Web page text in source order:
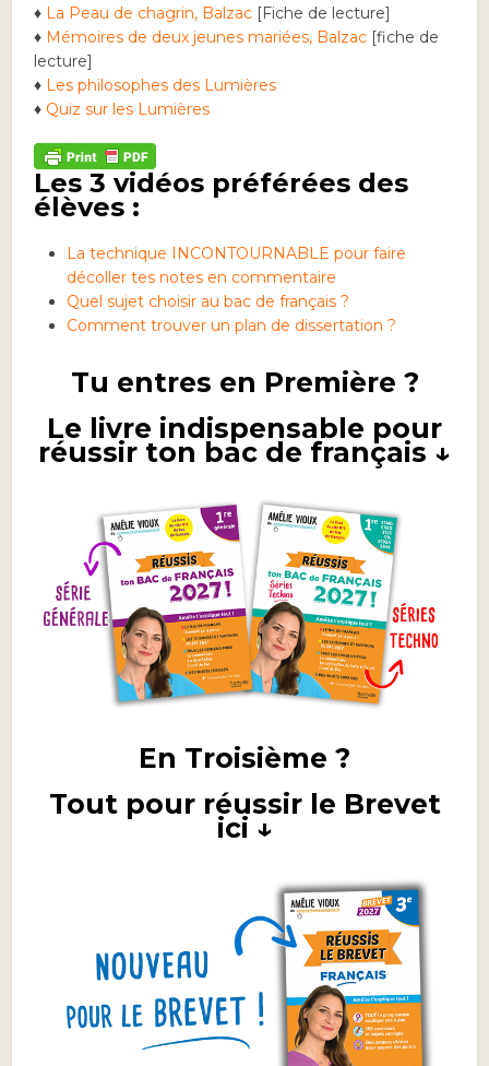
♦ La Peau de chagrin, Balzac [Fiche de lecture]
♦ Mémoires de deux jeunes mariées, Balzac [fiche de
lecture]
♦ Les philosophes des Lumières
♦ Quiz sur les Lumières
Les 3 vidéos préférées des
élèves :
La technique INCONTOURNABLE pour faire
décoller tes notes en commentaire
Quel sujet choisir au bac de français ?
Comment trouver un plan de dissertation ?
Tu entres en Première ?
Le livre indispensable pour
réussir ton bac de français ↓
En Troisième ?
Tout pour réussir le Brevet
ici ↓